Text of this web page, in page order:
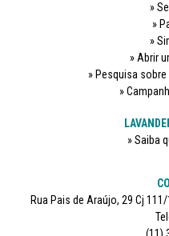
Abrir
Pesquisa
Saiba
Rua Pais de Araújo, 29 Cj
(11)